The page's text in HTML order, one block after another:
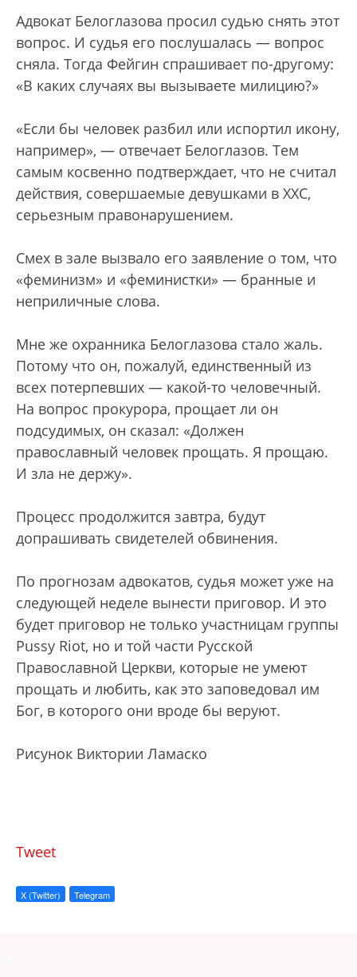
Адвокат Белоглазова просил судью снять этот
вопрос. И судья его послушалась — вопрос
сняла. Тогда Фейгин спрашивает по-другому:
«В каких случаях вы вызываете милицию?»
«Если бы человек разбил или испортил икону,
например», — отвечает Белоглазов. Тем
самым косвенно подтверждает, что не считал
действия, совершаемые девушками в ХХС,
серьезным правонарушением.
Смех в зале вызвало его заявление о том, что
«феминизм» и «феминистки» — бранные и
неприличные слова.
Мне же охранника Белоглазова стало жаль.
Потому что он, пожалуй, единственный из
всех потерпевших — какой-то человечный.
На вопрос прокурора, прощает ли он
подсудимых, он сказал: «Должен
православный человек прощать. Я прощаю.
И зла не держу».
Процесс продолжится завтра, будут
допрашивать свидетелей обвинения.
По прогнозам адвокатов, судья может уже на
следующей неделе вынести приговор. И это
будет приговор не только участницам группы
Pussy Riot, но и той части Русской
Православной Церкви, которые не умеют
прощать и любить, как это заповедовал им
Бог, в которого они вроде бы веруют.
Рисунок Виктории Ламаско
Tweet
X (Twitter) Telegram